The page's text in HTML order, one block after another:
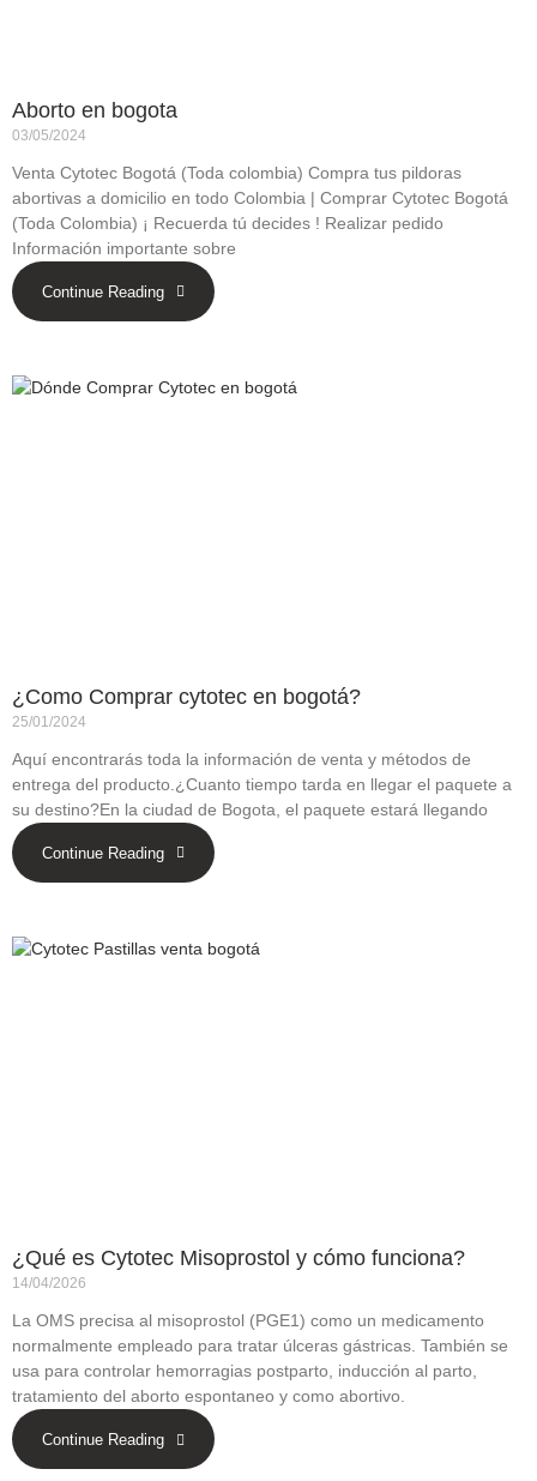
Aborto en bogota
03/05/2024
Venta Cytotec Bogotá (Toda colombia) Compra tus pildoras
abortivas a domicilio en todo Colombia | Comprar Cytotec Bogotá
(Toda Colombia) ¡ Recuerda tú decides ! Realizar pedido
Información importante sobre
Continue Reading
¿Como Comprar cytotec en bogotá?
25/01/2024
Aquí encontrarás toda la información de venta y métodos de
entrega del producto.¿Cuanto tiempo tarda en llegar el paquete a
su destino?En la ciudad de Bogota, el paquete estará llegando
Continue Reading
¿Qué es Cytotec Misoprostol y cómo funciona?
14/04/2026
La OMS precisa al misoprostol (PGE1) como un medicamento
normalmente empleado para tratar úlceras gástricas. También se
usa para controlar hemorragias postparto, inducción al parto,
tratamiento del aborto espontaneo y como abortivo.
Continue Reading